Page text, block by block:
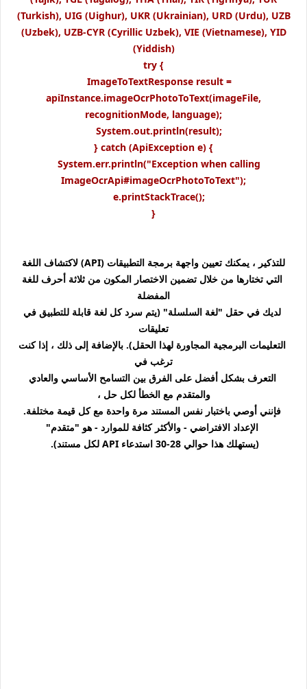
(Turkish), UIG (Uighur), UKR (Ukrainian), URD (Urdu), UZB
(Uzbek), UZB-CYR (Cyrillic Uzbek), VIE (Vietnamese), YID
(Yiddish)
try {
ImageToTextResponse result =
apiInstance.imageOcrPhotoToText(imageFile,
recognitionMode, language);
System.out.println(result);
} catch (ApiException e) {
System.err.println("Exception when calling
ImageOcrApi#imageOcrPhotoToText");
e.printStackTrace();
}
للتذكير ، يمكنك تعيين واجهة برمجة التطبيقات (API) لاكتشاف اللغة
التي تختارها من خلال تضمين الاختصار المكون من ثلاثة أحرف للغة
المفضلة
لديك في حقل "لغة السلسلة" (يتم سرد كل لغة قابلة للتطبيق في
تعليقات
التعليمات البرمجية المجاورة لهذا الحقل). بالإضافة إلى ذلك ، إذا كنت
ترغب في
التعرف بشكل أفضل على الفرق بين التسامح الأساسي والعادي
والمتقدم مع الخطأ لكل حل ،
فإنني أوصي باختبار نفس المستند مرة واحدة مع كل قيمة مختلفة.
الإعداد الافتراضي - والأكثر كثافة للموارد - هو "متقدم"
(يستهلك هذا حوالي 28-30 استدعاء API لكل مستند).